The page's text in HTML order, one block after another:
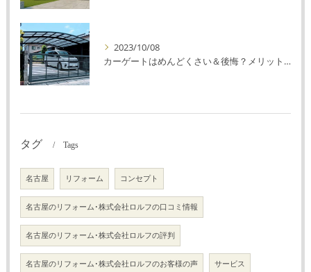
2023/10/08
カーゲートはめんどくさい＆後悔？メリット・デメリットを解説！
タグ Tags
名古屋 リフォーム コンセプト
名古屋のリフォーム･株式会社ロルフの口コミ情報
名古屋のリフォーム･株式会社ロルフの評判
名古屋のリフォーム･株式会社ロルフのお客様の声 サービス